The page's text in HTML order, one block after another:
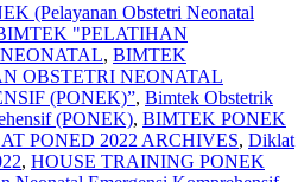
(Pelayanan Obstetri Neonatal
"PELATIHAN
, BIMTEK
OBSTETRI NEONATAL
(PONEK)”, Bimtek Obstetrik
(PONEK), BIMTEK PONEK
PONED 2022 ARCHIVES, Diklat
, HOUSE TRAINING PONEK